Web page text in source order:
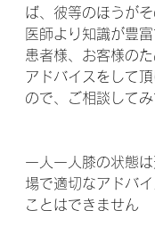
ば、彼等のほうが
医師より知識が豊富
患者様、お客様の
アドバイスをして
ので、ご相談して
一人一人膝の状態
場で適切なアドバ
ことはできません